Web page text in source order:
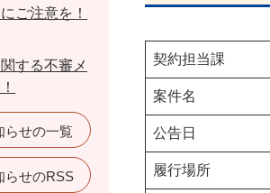
契約担当課
案件名
公告日
履行場所
ご注意を！
する不審メ
らせの一覧
らせのRSS